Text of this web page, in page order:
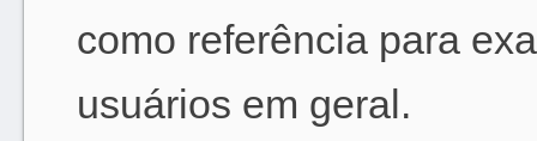
como referência para
usuários em geral.